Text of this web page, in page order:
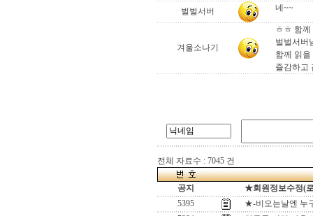
벌벌서버
네~~
겨울소나기
ㅎㅎ 함
벌벌서버
함께 읽을
즐감하고
전체 자료수 : 7045 건
공지
★회원정보수정(
5395
★-비오는날엔 누